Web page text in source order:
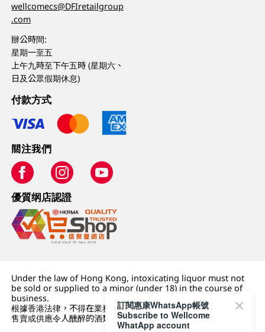
wellcomecs@DFIretailgroup
.com
辦公時間:
星期一至五
上午九時至下午五時 (星期六、
日及公眾假期休息)
付款方式
關注我們
優質纲店認證
Under the law of Hong Kong, intoxicating liquor must not
be sold or supplied to a minor (under 18) in the course of
business.
根據香港法律，不得在業務過程中，向未成年人 (18 歲以下人士)
售賣或供應令人醺醉的酒類。
訂閱惠康WhatsApp帳號
Subscribe to Wellcome
WhatApp account